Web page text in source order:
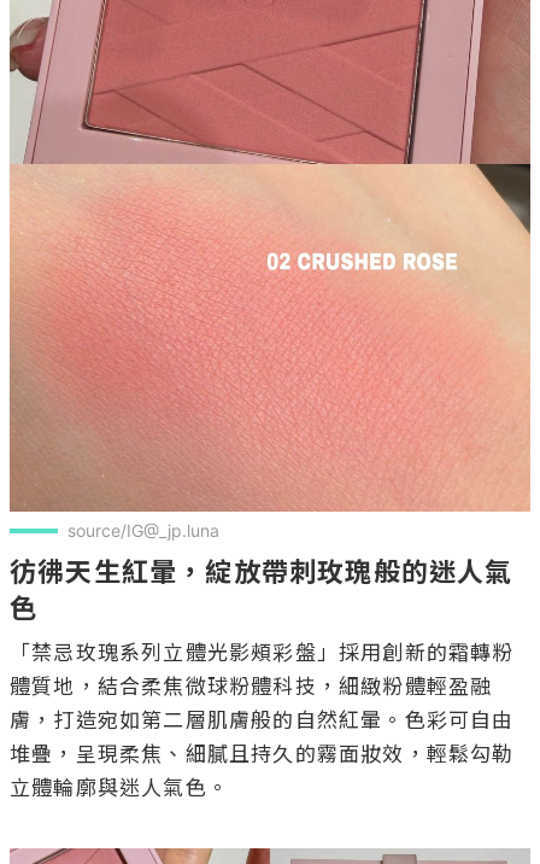
source/IG@_jp.luna
彷彿天生紅暈，綻放帶刺玫瑰般的迷人氣
色
「禁忌玫瑰系列立體光影頰彩盤」採用創新的霜轉粉
體質地，結合柔焦微球粉體科技，細緻粉體輕盈融
膚，打造宛如第二層肌膚般的自然紅暈。色彩可自由
堆疊，呈現柔焦、細膩且持久的霧面妝效，輕鬆勾勒
立體輪廓與迷人氣色。